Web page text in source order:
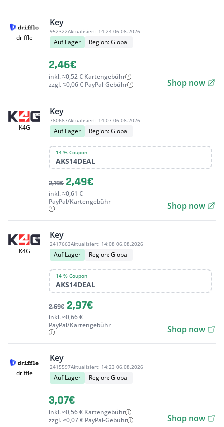
driffle
Key
952322Aktualisiert: 14:24 06.08.2026
Auf Lager Region: Global
2,46€
inkl. ≈0,52 € Kartengebühr
zzgl. ≈0,06 € PayPal-Gebühr
Shop now
K4G
Key
780687Aktualisiert: 14:07 06.08.2026
Auf Lager Region: Global
14 % Coupon
AKS14DEAL
2,19€ 2,49€
inkl. ≈0,61 €
PayPal/Kartengebühr
Shop now
K4G
Key
2417663Aktualisiert: 14:08 06.08.2026
Auf Lager Region: Global
14 % Coupon
AKS14DEAL
2,69€ 2,97€
inkl. ≈0,66 €
PayPal/Kartengebühr
Shop now
driffle
Key
2415597Aktualisiert: 14:23 06.08.2026
Auf Lager Region: Global
3,07€
inkl. ≈0,56 € Kartengebühr
zzgl. ≈0,07 € PayPal-Gebühr
Shop now